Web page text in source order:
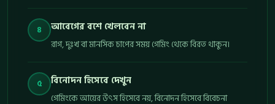
৪ আবেগের বশে খেলবেন না
রাগ, দুঃখ বা মানসিক চাপের সময় গেমিং থেকে বিরত থাকুন।
৫ বিনোদন হিসেবে দেখুন
গেমিংকে আয়ের উৎস হিসেবে নয়, বিনোদন হিসেবে বিবেচনা